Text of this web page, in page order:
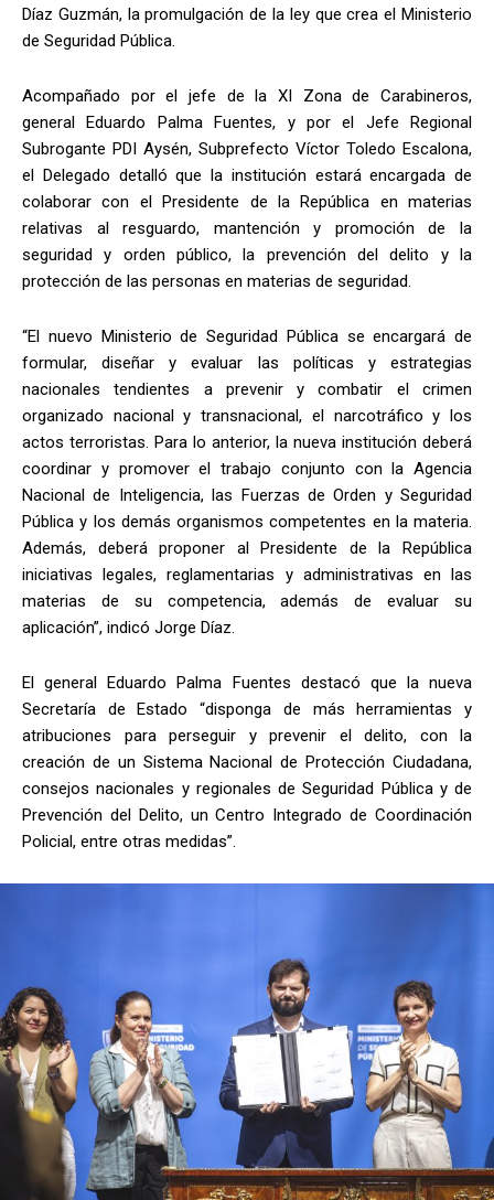
Díaz Guzmán, la promulgación de la ley que crea el Ministerio
de Seguridad Pública.
Acompañado por el jefe de la XI Zona de Carabineros,
general Eduardo Palma Fuentes, y por el Jefe Regional
Subrogante PDI Aysén, Subprefecto Víctor Toledo Escalona,
el Delegado detalló que la institución estará encargada de
colaborar con el Presidente de la República en materias
relativas al resguardo, mantención y promoción de la
seguridad y orden público, la prevención del delito y la
protección de las personas en materias de seguridad.
“El nuevo Ministerio de Seguridad Pública se encargará de
formular, diseñar y evaluar las políticas y estrategias
nacionales tendientes a prevenir y combatir el crimen
organizado nacional y transnacional, el narcotráfico y los
actos terroristas. Para lo anterior, la nueva institución deberá
coordinar y promover el trabajo conjunto con la Agencia
Nacional de Inteligencia, las Fuerzas de Orden y Seguridad
Pública y los demás organismos competentes en la materia.
Además, deberá proponer al Presidente de la República
iniciativas legales, reglamentarias y administrativas en las
materias de su competencia, además de evaluar su
aplicación”, indicó Jorge Díaz.
El general Eduardo Palma Fuentes destacó que la nueva
Secretaría de Estado “disponga de más herramientas y
atribuciones para perseguir y prevenir el delito, con la
creación de un Sistema Nacional de Protección Ciudadana,
consejos nacionales y regionales de Seguridad Pública y de
Prevención del Delito, un Centro Integrado de Coordinación
Policial, entre otras medidas”.